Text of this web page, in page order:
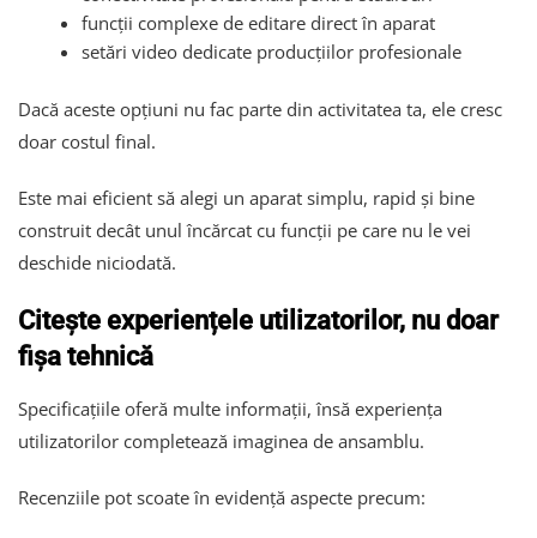
funcții complexe de editare direct în aparat
setări video dedicate producțiilor profesionale
Dacă aceste opțiuni nu fac parte din activitatea ta, ele cresc
doar costul final.
Este mai eficient să alegi un aparat simplu, rapid și bine
construit decât unul încărcat cu funcții pe care nu le vei
deschide niciodată.
Citește experiențele utilizatorilor, nu doar
fișa tehnică
Specificațiile oferă multe informații, însă experiența
utilizatorilor completează imaginea de ansamblu.
Recenziile pot scoate în evidență aspecte precum: